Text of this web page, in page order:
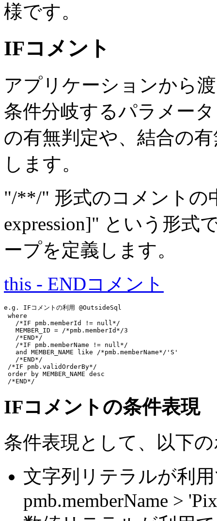
様です。
IFコメント
アプリケーションから
条件分岐するパラメー
の有無判定や、結合の
します。
"/**/" 形式のコメントの
expression]" という形式
ープを定義します。
this - ENDコメント
e.g. IFコメントの利用 @OutsideSql
where
/*IF pmb.memberId != null*/
   MEMBER_ID =
/*pmb.memberId*/3
/*END*/
/*IF pmb.memberName != null*/
and
MEMBER_NAME like /*pmb.memberName*/ 'S'
/*END*/
/*IF pmb.validOrderBy*/
order by MEMBER_NAME desc
/*END*/
IFコメントの条件表現
条件表現として、以下
文字列リテラルが利
pmb.memberName >